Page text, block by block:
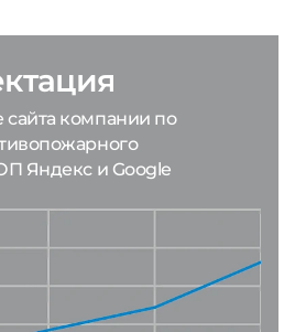
компании по
Яндекс и Google